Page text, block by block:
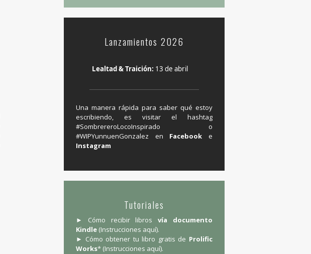
Lanzamientos 2026
Lealtad & Traición: 13 de abril
Una manera rápida para saber qué estoy
escribiendo, es visitar el hashtag
‬#SombrereroLocoInspirado o
#WIPYunnuenGonzalez en ‪ Facebook e
Instagram
Tutoriales
► Cómo recibir librosvía documento
Kindle (Instrucciones aquí).
► Cómo obtener tu libro gratis de Prolific
Works* (Instrucciones aquí).